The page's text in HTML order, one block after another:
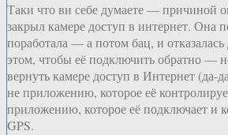
Таки что ви себе думаете — причиной
закрыл камере доступ в интернет. Она
поработала — а потом бац, и
этом, чтобы её подключить обратно —
вернуть камере доступ в Интернет (да-
не приложению, которое её
приложению, которое её подключает и
GPS.